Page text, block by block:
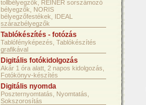
tollbélyegzők, REINER sorszámozó
bélyegzők, NORIS
bélyegzőfestékek, IDEAL
szárazbélyegzők
Tablókészítés - fotózás
Tablófényképezés, Tablókészítés
grafikával
Digitális fotókidolgozás
Akár 1 óra alatt, 2 napos kidolgozás,
Fotókönyv-készítés
Digitális nyomda
Poszternyomtatás, Nyomtatás,
Sokszorosítás